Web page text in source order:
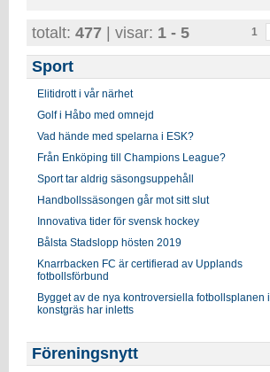
1
totalt: 477 | visar: 1 - 5
Sport
Elitidrott i vår närhet
Golf i Håbo med omnejd
Vad hände med spelarna i ESK?
Från Enköping till Champions League?
Sport tar aldrig säsongsuppehåll
Handbollssäsongen går mot sitt slut
Innovativa tider för svensk hockey
Bålsta Stadslopp hösten 2019
Knarrbacken FC är certifierad av Upplands
fotbollsförbund
Bygget av de nya kontroversiella fotbollsplanen i
konstgräs har inletts
Föreningsnytt